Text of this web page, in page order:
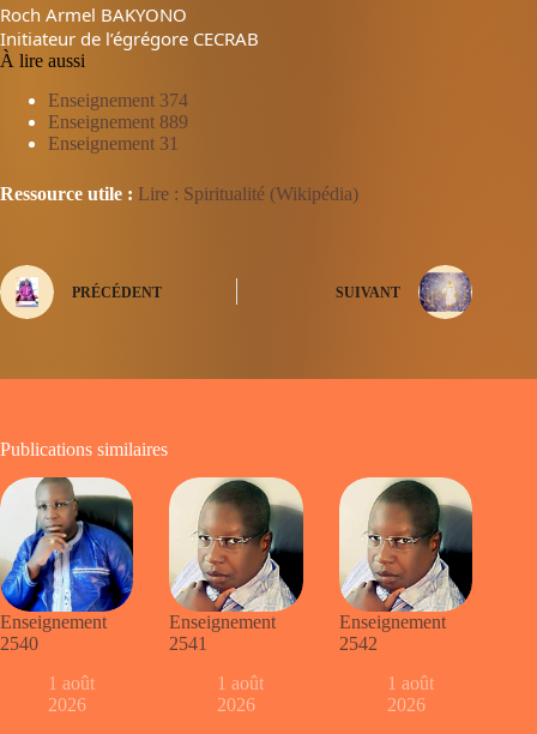
Roch Armel BAKYONO
Initiateur de l’égrégore CECRAB
À lire aussi
Enseignement 374
Enseignement 889
Enseignement 31
Ressource utile : Lire : Spiritualité (Wikipédia)
PRÉCÉDENT SUIVANT
Publications similaires
Enseignement
2540
1 août
2026
Enseignement
2541
1 août
2026
Enseignement
2542
1 août
2026